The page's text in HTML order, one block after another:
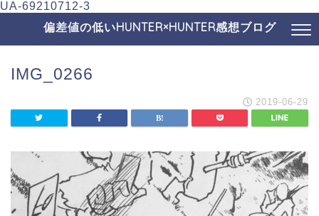
UA-69210712-3
偏差値の低いHUNTER×HUNTER感想ブログ
IMG_0266
2019-06-29